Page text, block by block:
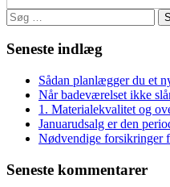
Søg
efter:
Seneste indlæg
Sådan planlægger du et
Når badeværelset ikke
1. Materialekvalitet og
Januarudsalg er den
Nødvendige forsikringer
Seneste kommentarer